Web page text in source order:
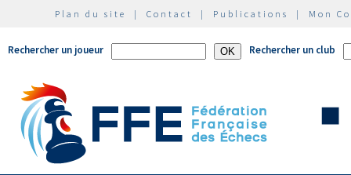
Plan du site | Contact | Publications | Mon
Rechercher un joueur Rechercher un club